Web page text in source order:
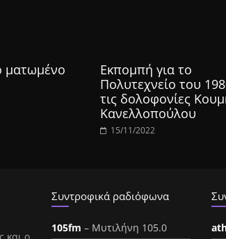
ματωμένο
Εκπομπή για το
Πολυτεχνείο του
τις δολοφονίες
Κανελλοπούλου
15/11/2022
Συντροφικά ραδιόφωνα
105fm – Μυτιλήνη 105.0